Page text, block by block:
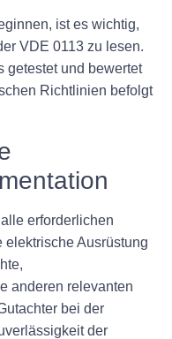
ist es wichtig,
VDE 0113 zu lesen.
getestet und bewertet
Richtlinien befolgt
erforderlichen
elektrische Ausrüstung
anderen relevanten
bei der
der